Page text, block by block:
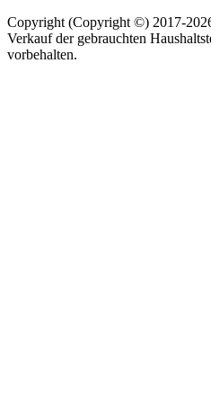
Copyright (Copyright ©) 2017-
Verkauf der gebrauchten
vorbehalten.